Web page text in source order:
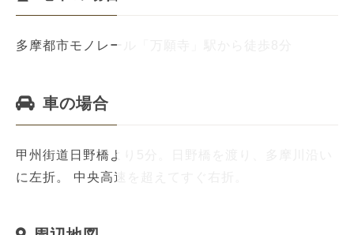
多摩都市モノレール「万願寺」駅から徒歩8分
車の場合
甲州街道日野橋より5分。日野橋を渡り、多摩川沿い
に左折。 中央高速を超えてすぐ右折。